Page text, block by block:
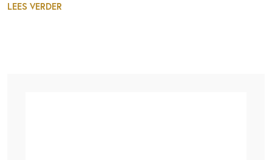
LEES VERDER